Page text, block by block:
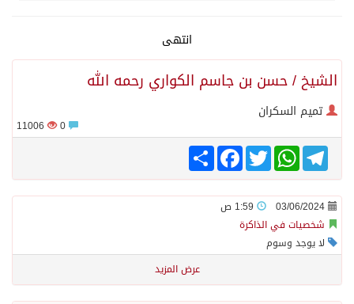
انتهى
الشيخ / حسن بن جاسم الكواري رحمه الله
تميم السكران
11006
Share
FacebookTwitter
WhatsAppTelegram
03/06/2024
شخصيات في الذاكرة
لا يوجد وسوم
عرض المزيد